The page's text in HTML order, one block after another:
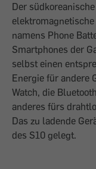
Der
namens Phone
Smartphones der
selbst einen
Energie für andere
Watch, die
anderes fürs
Das zu ladende
des S10 gelegt.